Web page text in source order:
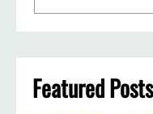
a
r
c
h
Featured Posts